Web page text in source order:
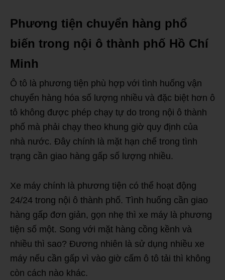
Phương tiện chuyển hàng phổ
biến trong nội ô thành phố Hồ Chí
Minh
Ô tô là phương tiện phù hợp với tình huống vận
chuyển hàng hóa số lượng nhiều và đặc biệt hơn ô
tô không được phép chạy tự do trong nội ô thành
phố mà phải chạy theo khung giờ quy định của
nhà nước. Đây chính là mặt hạn chế trong tình
trạng cần giao hàng gấp số lượng nhiều.
Xe máy chính là phương tiện có thể hoạt động
24/24 trong nội ô thành phố. Tình huống cần giao
hàng gấp đơn giản, gọn nhẹ thì xe máy là phương
tiện số một. Song với mặt hàng cồng kềnh và
nhiều thì sao? Đương nhiên là sử dụng nhiều xe
máy nếu cần gấp vì vào giờ cấm ô tô tải thì không
còn cách nào khác.